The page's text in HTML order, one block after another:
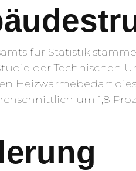
für Statistik
der Technischen
Heizwärmebedarf
um 1,8